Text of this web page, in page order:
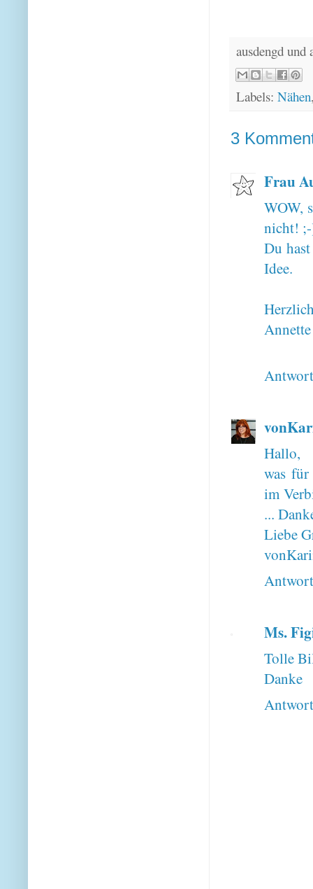
ausdengd
Labels: Nähen
3
Frau
WOW,
nicht!
Du
Idee.
Annette
Hallo,
was für
im
...
Liebe
Ms.
Tolle
Danke